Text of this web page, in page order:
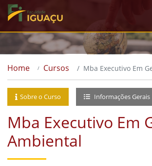
Home Cursos Mba Executivo Em
Sobre o Curso Informações Gerais
Mba Executivo Em
Ambiental